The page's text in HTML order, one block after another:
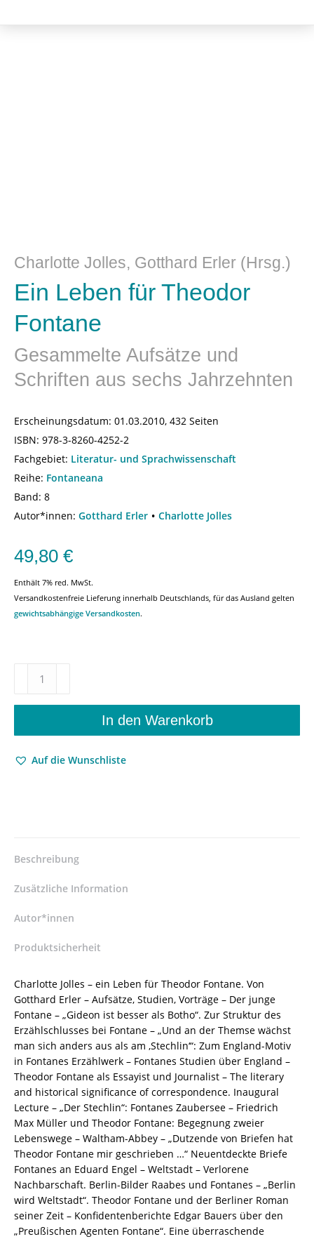
Charlotte Jolles, Gotthard Erler (Hrsg.)
Ein Leben für Theodor
Fontane
Gesammelte Aufsätze und
Schriften aus sechs Jahrzehnten
Erscheinungsdatum: 01.03.2010, 432 Seiten
ISBN: 978-3-8260-4252-2
Fachgebiet: Literatur- und Sprachwissenschaft
Reihe: Fontaneana
Band: 8
Autor*innen: Gotthard Erler Charlotte Jolles
49,80 €
Enthält 7% red. MwSt.
Versandkostenfreie Lieferung innerhalb Deutschlands, für das Ausland gelten
gewichtsabhängige Versandkosten.
Fontane
Gesammelte
Jahrzehnten
Charlotte
Gotthard
(Hrsg.)
ISBN
9783826042522
/
978-
3-
8260-
4252-
2
/
978-
3-
82-
604252-
2
Menge
In den Warenkorb
Auf die Wunschliste
Beschreibung
Zusätzliche Information
Autor*innen
Produktsicherheit
Charlotte Jolles – ein Leben für Theodor Fontane. Von
Gotthard Erler – Aufsätze, Studien, Vorträge – Der junge
Fontane – „Gideon ist besser als Botho“. Zur Struktur des
Erzählschlusses bei Fontane – „Und an der Themse wächst
man sich anders aus als am ‚Stechlin‘“: Zum England-Motiv
in Fontanes Erzählwerk – Fontanes Studien über England –
Theodor Fontane als Essayist und Journalist – The literary
and historical significance of correspondence. Inaugural
Lecture – „Der Stechlin“: Fontanes Zaubersee – Friedrich
Max Müller und Theodor Fontane: Begegnung zweier
Lebenswege – Waltham-Abbey – „Dutzende von Briefen hat
Theodor Fontane mir geschrieben …“ Neuentdeckte Briefe
Fontanes an Eduard Engel – Weltstadt – Verlorene
Nachbarschaft. Berlin-Bilder Raabes und Fontanes – „Berlin
wird Weltstadt“. Theodor Fontane und der Berliner Roman
seiner Zeit – Konfidentenberichte Edgar Bauers über den
„Preußischen Agenten Fontane“. Eine überraschende